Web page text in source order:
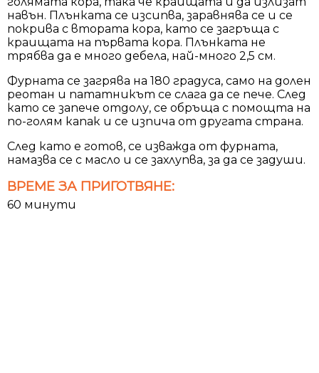
навън. Плънката се изсипва, заравнява се и се
покрива с втората кора, като се загръща с
краищата на първата кора. Плънката не
трябва да е много дебела, най-много 2,5 см.
Фурната се загрява на 180 градуса, само на долен
реотан и пататникът се слага да се пече. След
като се запече отдолу, се обръща с помощта на
по-голям капак и се изпича от другата страна.
След като е готов, се изважда от фурната,
намазва се с масло и се захлупва, за да се задуши.
ВРЕМЕ ЗА ПРИГОТВЯНЕ:
60 минути